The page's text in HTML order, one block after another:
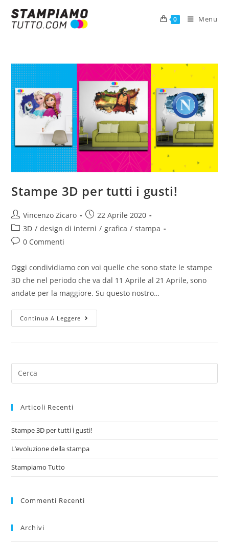
0 Menu
Stampe 3D per tutti i gusti!
Vincenzo Zicaro
22 Aprile 2020
3D / design di interni / grafica / stampa
0 Commenti
Oggi condividiamo con voi quelle che sono state le stampe
3D che nel periodo che va dal 11 Aprile al 21 Aprile, sono
andate per la maggiore. Su questo nostro…
Continua A Leggere
Articoli Recenti
Stampe 3D per tutti i gusti!
L’evoluzione della stampa
Stampiamo Tutto
Commenti Recenti
Archivi